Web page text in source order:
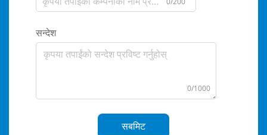
सन्देश
0/1000
सबमिट